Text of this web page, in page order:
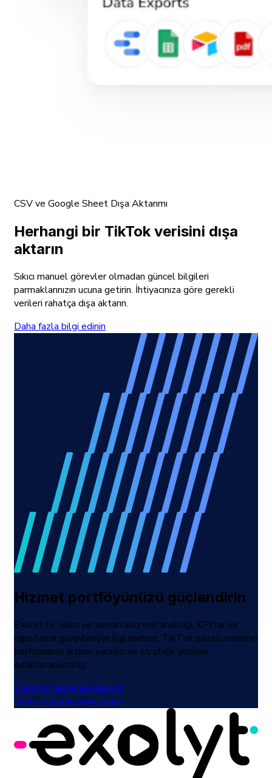
CSV ve Google Sheet Dışa Aktarımı
Herhangi bir TikTok verisini dışa
aktarın
Sıkıcı manuel görevler olmadan güncel bilgileri
parmaklarınızın ucuna getirin. İhtiyacınıza göre gerekli
verileri rahatça dışa aktarın.
Daha fazla bilgi edinin
Hizmet portföyünüzü güçlendirin
Exolyt ile, sıkıcı ve zaman alıcı veri analitiği, KPI'lar ve
raporlama görevleriyle ilgilenirken, TikTok pazarlamasının
performansı artıran yaratıcı ve stratejik yönüne
odaklanabilirsiniz.
Ücretsiz denemeyi başlat
Demo rezervasyonu yapın